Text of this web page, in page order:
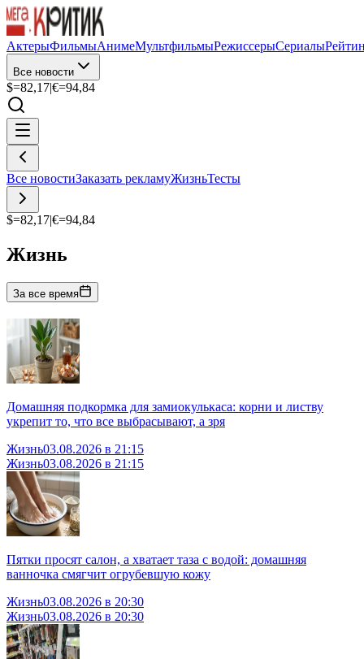
АктерыФильмыАнимеМультфильмыРежиссерыСериалы
Все новости
$=82,17|€=94,84
Все новостиЗаказать рекламуЖизньТесты
$=82,17|€=94,84
Жизнь
За все время
Домашняя подкормка для замиокулькаса: корни и листву
укрепит то, что все выбрасывают, а зря
Жизнь03.08.2026 в 21:15
Жизнь03.08.2026 в 21:15
Пятки просят салон, а хватает таза с водой: домашняя
ванночка смягчит огрубевшую кожу
Жизнь03.08.2026 в 20:30
Жизнь03.08.2026 в 20:30